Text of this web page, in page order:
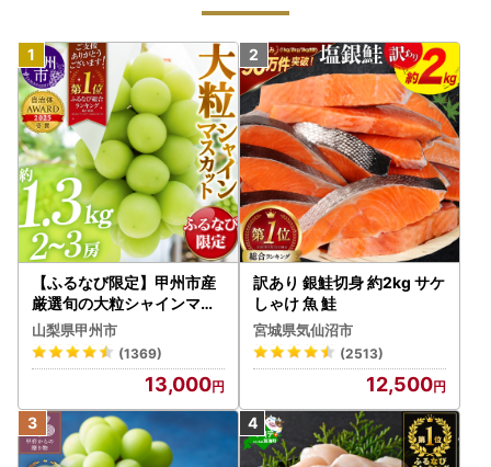
【ふるなび限定】甲州市産
厳選旬の大粒シャインマス
カット 約1.3kg 2～3房【2
026年発送】（MG）B12-
472 FN-Limited-VO シャ
インマスカット フルーツ
山梨県甲州市
(1369)
13,000
訳あり 銀鮭切身 約2kg サケ
しゃけ 魚 鮭
宮城県気仙沼市
(2513)
12,500